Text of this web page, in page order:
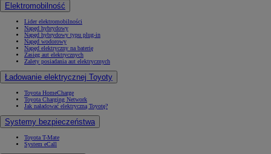
Elektromobilność
Lider elektromobilności
Napęd hybrydowy
Napęd hybrydowy typu plug-in
Napęd wodorowy
Napęd elektryczny na baterię
Zasięg aut elektrycznych
Zalety posiadania aut elektrycznych
Ładowanie elektrycznej Toyoty
Toyota HomeCharge
Toyota Charging Network
Jak naładować elektryczną Toyotę?
Systemy bezpieczeństwa
Toyota T-Mate
System eCall